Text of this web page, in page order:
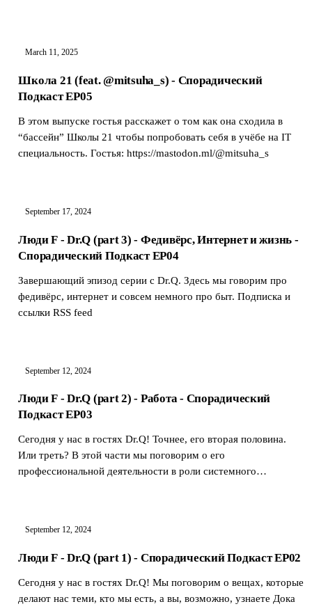
March 11, 2025
Школа 21 (feat. @mitsuha_s) - Спорадический
Подкаст EP05
В этом выпуске гостья расскажет о том как она сходила в
“бассейн” Школы 21 чтобы попробовать себя в учёбе на IT
специальность. Гостья: https://mastodon.ml/@mitsuha_s
September 17, 2024
Люди F - Dr.Q (part 3) - Федивёрс, Интернет и жизнь -
Спорадический Подкаст EP04
Завершающий эпизод серии с Dr.Q. Здесь мы говорим про
федивёрс, интернет и совсем немного про быт. Подписка и
ссылки RSS feed
September 12, 2024
Люди F - Dr.Q (part 2) - Работа - Спорадический
Подкаст EP03
Сегодня у нас в гостях Dr.Q! Точнее, его вторая половина.
Или треть? В этой части мы поговорим о его
профессиональной деятельности в роли системного
September 12, 2024
Люди F - Dr.Q (part 1) - Спорадический Подкаст EP02
Сегодня у нас в гостях Dr.Q! Мы поговорим о вещах, которые
делают нас теми, кто мы есть, а вы, возможно, узнаете Дока